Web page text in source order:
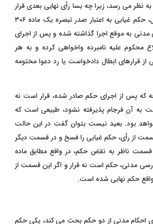
انتقاد به نظر می ‌رسد، زیرا چه بسا رأی نهایی بعدی قرار
باشد؛ به عنوان مثال، حکم غیابی به اعتبار صدر تبصره یک ماده ۳۰۶
مدنی به موقع اجرا گذاشته شده و پس از اجرای
محکوم علیه نامبرده واخواهی کرده و به هر
از قرارهای ابطال دادخواست یا رد دعوا مختومه
که پس از اجرای حکم صادر شده، قرار است نه
به آن فرجام پذیرفته نشود، طبیعی است که
بود. بعید نیست بتوان گفت در این حالت
از رأی، حکم غیابی را فسخ و در قسمت دیگر
قسمت ناظر به نقض حکم، در واقع مطابق ماده
دادرسی مدنی، حکم است نه قرار و اگر این قسمت از
واقع حکم نهایی شده است.
اجرای احکام مدنی از دو حکم بحث می ‌کند، یکی حکم